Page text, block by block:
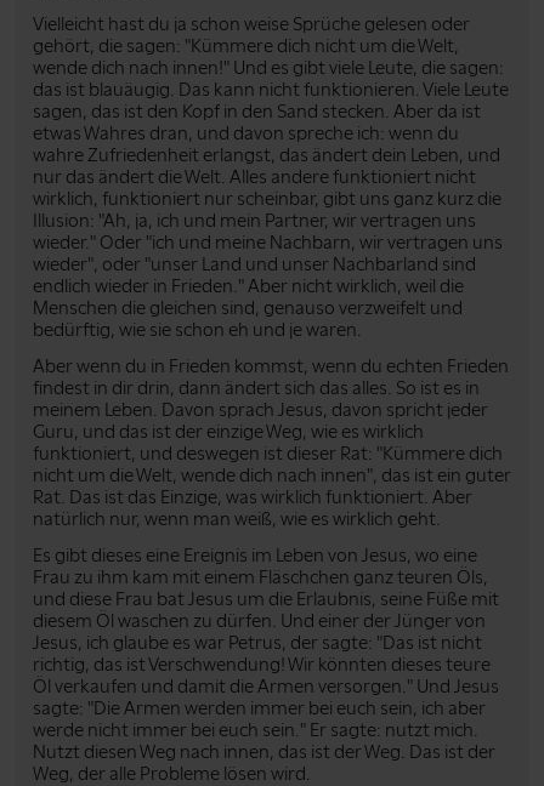
Vielleicht hast du ja schon weise Sprüche gelesen oder
gehört, die sagen: "Kümmere dich nicht um die Welt,
wende dich nach innen!" Und es gibt viele Leute, die sagen:
das ist blauäugig. Das kann nicht funktionieren. Viele Leute
sagen, das ist den Kopf in den Sand stecken. Aber da ist
etwas Wahres dran, und davon spreche ich: wenn du
wahre Zufriedenheit erlangst, das ändert dein Leben, und
nur das ändert die Welt. Alles andere funktioniert nicht
wirklich, funktioniert nur scheinbar, gibt uns ganz kurz die
Illusion: "Ah, ja, ich und mein Partner, wir vertragen uns
wieder." Oder "ich und meine Nachbarn, wir vertragen uns
wieder", oder "unser Land und unser Nachbarland sind
endlich wieder in Frieden." Aber nicht wirklich, weil die
Menschen die gleichen sind, genauso verzweifelt und
bedürftig, wie sie schon eh und je waren.
Aber wenn du in Frieden kommst, wenn du echten Frieden
findest in dir drin, dann ändert sich das alles. So ist es in
meinem Leben. Davon sprach Jesus, davon spricht jeder
Guru, und das ist der einzige Weg, wie es wirklich
funktioniert, und deswegen ist dieser Rat: "Kümmere dich
nicht um die Welt, wende dich nach innen", das ist ein guter
Rat. Das ist das Einzige, was wirklich funktioniert. Aber
natürlich nur, wenn man weiß, wie es wirklich geht.
Es gibt dieses eine Ereignis im Leben von Jesus, wo eine
Frau zu ihm kam mit einem Fläschchen ganz teuren Öls,
und diese Frau bat Jesus um die Erlaubnis, seine Füße mit
diesem Öl waschen zu dürfen. Und einer der Jünger von
Jesus, ich glaube es war Petrus, der sagte: "Das ist nicht
richtig, das ist Verschwendung! Wir könnten dieses teure
Öl verkaufen und damit die Armen versorgen." Und Jesus
sagte: "Die Armen werden immer bei euch sein, ich aber
werde nicht immer bei euch sein." Er sagte: nutzt mich.
Nutzt diesen Weg nach innen, das ist der Weg. Das ist der
Weg, der alle Probleme lösen wird.